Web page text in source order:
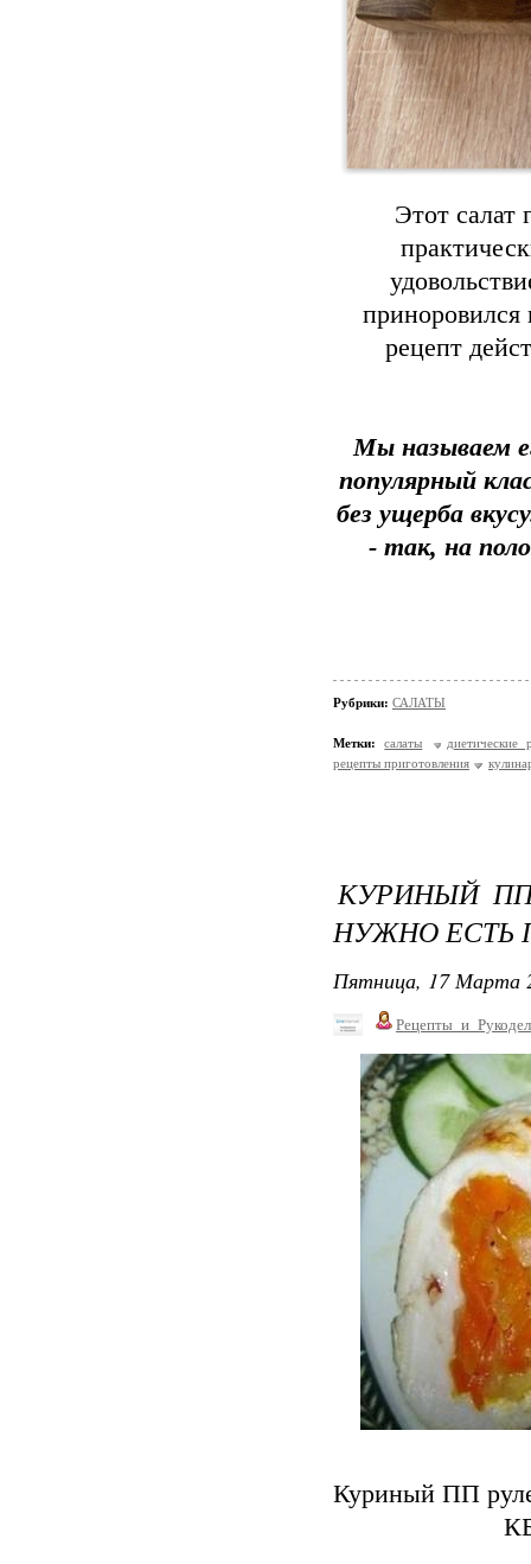
Этот салат
приноровился
рецепт
Мы называем
популярный
без ущерба
- так, на
Рубрики: САЛАТЫ
Метки: салаты
диетические
рецепты приготовления
КУРИНЫЙ
НУЖНО ЕСТЬ
Пятница, 17 Марта
Куриный ПП